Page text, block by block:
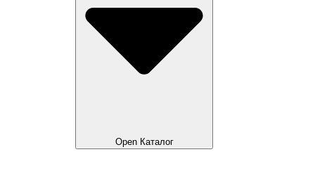
Open Каталог